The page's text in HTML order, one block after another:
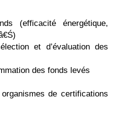
(efficacité énergétique,
et d’évaluation des
des fonds levés
de certifications